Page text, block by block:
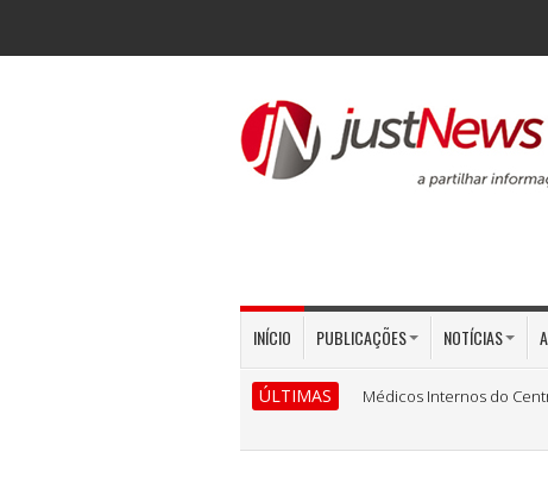
INÍCIO PUBLICAÇÕES NOTÍCIAS
ÚLTIMAS Médicos Internos do